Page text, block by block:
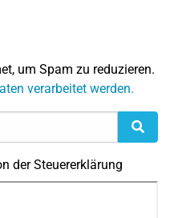
um Spam zu reduzieren.
verarbeitet werden.
der Steuererklärung